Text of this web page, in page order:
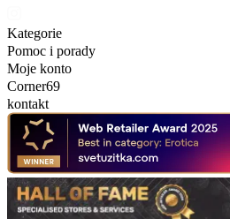
Kategorie
Pomoc i porady
Moje konto
Corner69
kontakt